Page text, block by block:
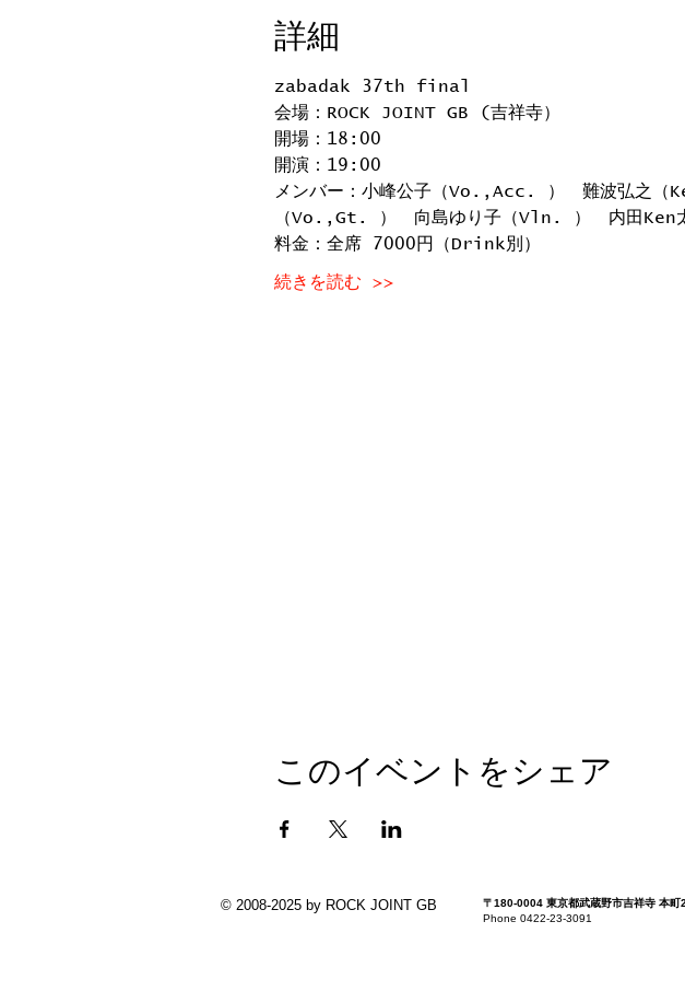
詳細
zabadak 37th final
会場：ROCK JOINT GB (吉祥寺）
開場：18:00
開演：19:00
メンバー：小峰公子（Vo.,Acc. ）　難波弘之
（Vo.,Gt. ）　向島ゆり子（Vln. ）　内田Ken
料金：全席 7000円（Drink別）
続きを読む >>
このイベントをシェア
© 2008-2025 by ROCK JOINT GB
〒180-0004 東京都武蔵野市吉祥寺 本町
Phone 0422-23-3091